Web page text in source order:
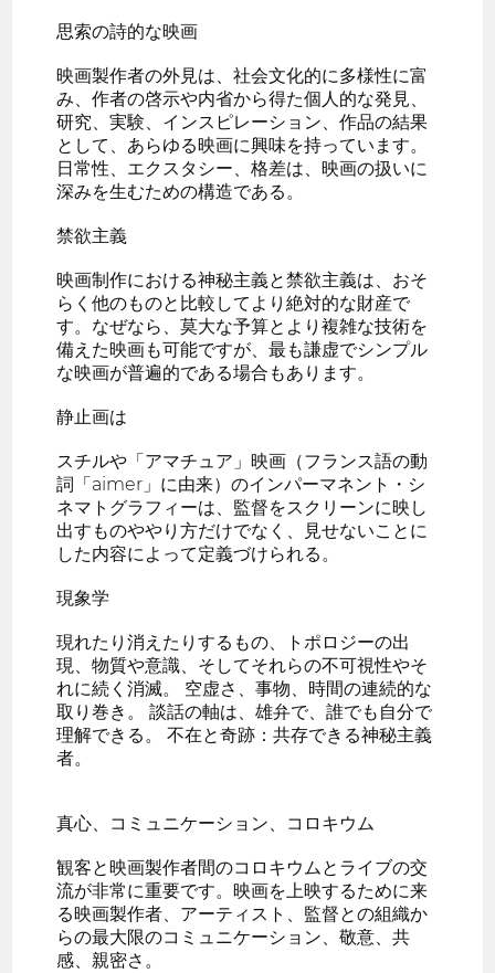
思索の詩的な映画
映画製作者の外見は、社会文化的に多様性に富
み、作者の啓示や内省から得た個人的な発見、
研究、実験、インスピレーション、作品の結果
として、あらゆる映画に興味を持っています。
日常性、エクスタシー、格差は、映画の扱いに
深みを生むための構造である。
禁欲主義
映画制作における神秘主義と禁欲主義は、おそ
らく他のものと比較してより絶対的な財産で
す。なぜなら、莫大な予算とより複雑な技術を
備えた映画も可能ですが、最も謙虚でシンプル
な映画が普遍的である場合もあります。
静止画は
スチルや「アマチュア」映画（フランス語の動
詞「aimer」に由来）のインパーマネント・シ
ネマトグラフィーは、監督をスクリーンに映し
出すものややり方だけでなく、見せないことに
した内容によって定義づけられる。
現象学
現れたり消えたりするもの、トポロジーの出
現、物質や意識、そしてそれらの不可視性やそ
れに続く消滅。 空虚さ、事物、時間の連続的な
取り巻き。 談話の軸は、雄弁で、誰でも自分で
理解できる。 不在と奇跡：共存できる神秘主義
者。
真心、コミュニケーション、コロキウム
観客と映画製作者間のコロキウムとライブの交
流が非常に重要です。映画を上映するために来
る映画製作者、アーティスト、監督との組織か
らの最大限のコミュニケーション、敬意、共
感、親密さ。